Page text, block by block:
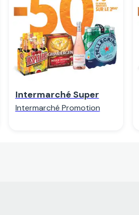
Regarder
Intermarché Super
Intermarché Promotion